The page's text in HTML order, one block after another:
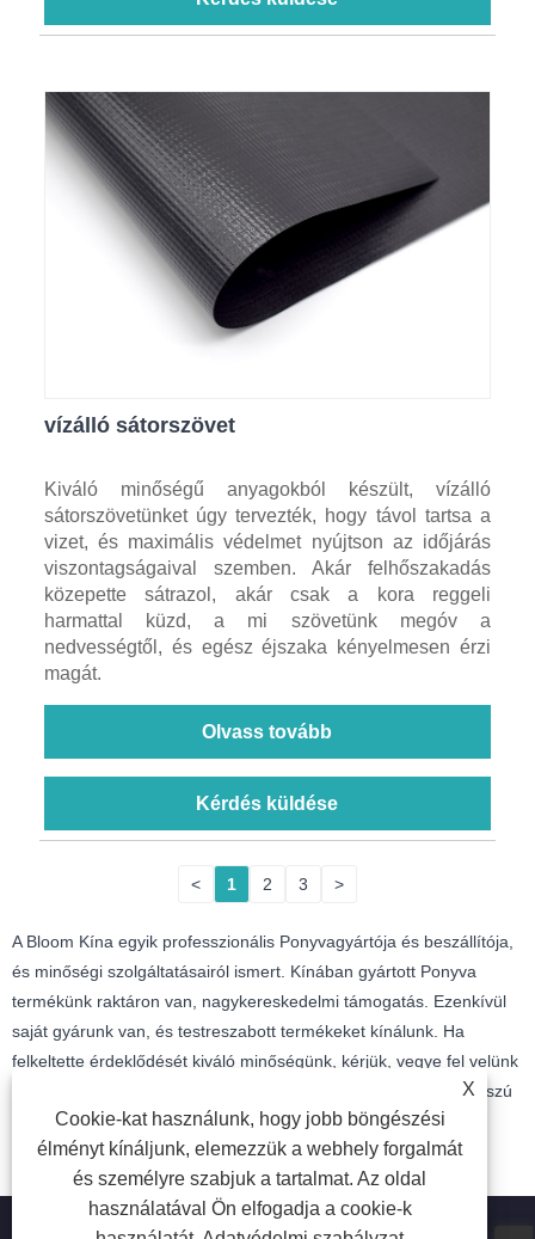
vízálló sátorszövet
Kiváló minőségű anyagokból készült, vízálló
sátorszövetünket úgy tervezték, hogy távol tartsa a
vizet, és maximális védelmet nyújtson az időjárás
viszontagságaival szemben. Akár felhőszakadás
közepette sátrazol, akár csak a kora reggeli
harmattal küzd, a mi szövetünk megóv a
nedvességtől, és egész éjszaka kényelmesen érzi
magát.
Olvass tovább
Kérdés küldése
< 1 2 3 >
A Bloom Kína egyik professzionális Ponyvagyártója és beszállítója,
és minőségi szolgáltatásairól ismert. Kínában gyártott Ponyva
termékünk raktáron van, nagykereskedelmi támogatás. Ezenkívül
saját gyárunk van, és testreszabott termékeket kínálunk. Ha
felkeltette érdeklődését kiváló minőségünk, kérjük, vegye fel velünk
a kapcsolatot. Őszintén reméljük, hogy az Ön megbízható, hosszú
távú partnere lehetünk!
X
Cookie-kat használunk, hogy jobb böngészési
élményt kínáljunk, elemezzük a webhely forgalmát
és személyre szabjuk a tartalmat. Az oldal
használatával Ön elfogadja a cookie-k